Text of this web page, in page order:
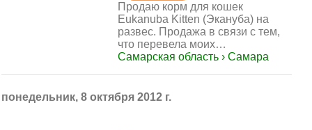
Продаю корм для кошек
Eukanuba Kitten (Экануба) на
развес. Продажа в связи с тем,
что перевела моих…
Самарская область › Самара
понедельник, 8 октября 2012 г.